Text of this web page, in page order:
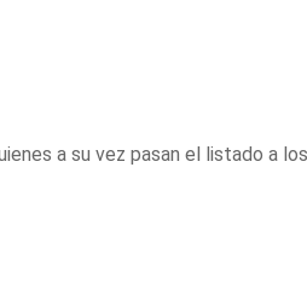
a su vez pasan el listado a